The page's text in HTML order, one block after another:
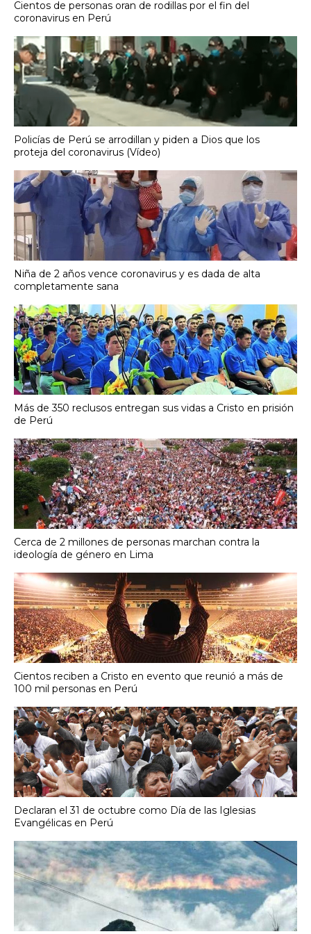
Cientos de personas oran de rodillas por el fin del
coronavirus en Perú
Policías de Perú se arrodillan y piden a Dios que los
proteja del coronavirus (Vídeo)
Niña de 2 años vence coronavirus y es dada de alta
completamente sana
Más de 350 reclusos entregan sus vidas a Cristo en prisión
de Perú
Cerca de 2 millones de personas marchan contra la
ideología de género en Lima
Cientos reciben a Cristo en evento que reunió a más de
100 mil personas en Perú
Declaran el 31 de octubre como Día de las Iglesias
Evangélicas en Perú